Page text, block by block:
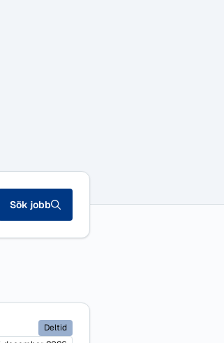
Sök jobb
Deltid